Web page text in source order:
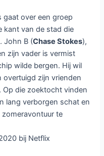
gaat over een groep
kant van de stad die
John B (Chase Stokes),
zijn vader is vermist
wilde bergen. Hij wil
overtuigd zijn vrienden
Op die zoektocht vinden
lang verborgen schat en
te
bij Netflix